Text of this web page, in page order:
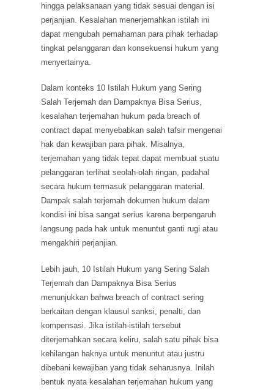
hingga pelaksanaan yang tidak sesuai dengan isi
perjanjian. Kesalahan menerjemahkan istilah ini
dapat mengubah pemahaman para pihak terhadap
tingkat pelanggaran dan konsekuensi hukum yang
menyertainya.
Dalam konteks 10 Istilah Hukum yang Sering
Salah Terjemah dan Dampaknya Bisa Serius,
kesalahan terjemahan hukum pada breach of
contract dapat menyebabkan salah tafsir mengenai
hak dan kewajiban para pihak. Misalnya,
terjemahan yang tidak tepat dapat membuat suatu
pelanggaran terlihat seolah-olah ringan, padahal
secara hukum termasuk pelanggaran material.
Dampak salah terjemah dokumen hukum dalam
kondisi ini bisa sangat serius karena berpengaruh
langsung pada hak untuk menuntut ganti rugi atau
mengakhiri perjanjian.
Lebih jauh, 10 Istilah Hukum yang Sering Salah
Terjemah dan Dampaknya Bisa Serius
menunjukkan bahwa breach of contract sering
berkaitan dengan klausul sanksi, penalti, dan
kompensasi. Jika istilah-istilah tersebut
diterjemahkan secara keliru, salah satu pihak bisa
kehilangan haknya untuk menuntut atau justru
dibebani kewajiban yang tidak seharusnya. Inilah
bentuk nyata kesalahan terjemahan hukum yang